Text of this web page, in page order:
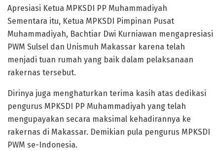
Apresiasi Ketua MPKSDI PP Muhammadiyah
Sementara itu, Ketua MPKSDI Pimpinan Pusat
Muhammadiyah, Bachtiar Dwi Kurniawan mengapresiasi
PWM Sulsel dan Unismuh Makassar karena telah
menjadi tuan rumah yang baik dalam pelaksanaan
rakernas tersebut.
Dirinya juga menghaturkan terima kasih atas dedikasi
pengurus MPKSDI PP Muhammadiyah yang telah
mengupayakan secara maksimal kehadirannya ke
rakernas di Makassar. Demikian pula pengurus MPKSDI
PWM se-Indonesia.